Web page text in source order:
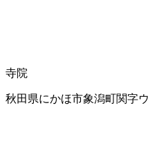
寺院
秋田県にかほ市象潟町関字